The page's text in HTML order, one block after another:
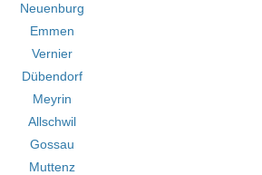
Neuenburg
Emmen
Vernier
Dübendorf
Meyrin
Allschwil
Gossau
Muttenz